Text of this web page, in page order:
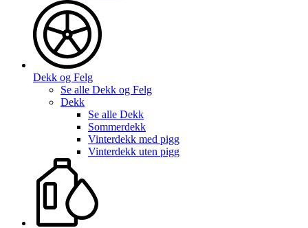
Dekk og Felg
Se alle Dekk og Felg
Dekk
Se alle Dekk
Sommerdekk
Vinterdekk med pigg
Vinterdekk uten pigg